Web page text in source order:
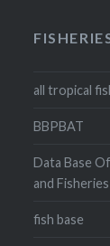
all tropical
BBPBAT
Data Base
and Fisheries
fish base